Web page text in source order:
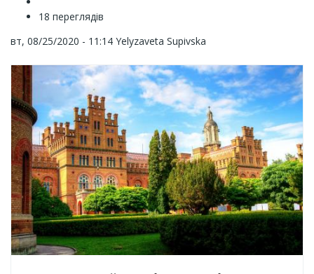
18 переглядів
вт, 08/25/2020 - 11:14 Yelyzaveta Supivska